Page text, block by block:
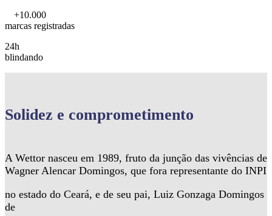
+10.000
marcas registradas
24h
blindando
Solidez e comprometimento
A Wettor nasceu em 1989, fruto da junção das vivências de
Wagner Alencar Domingos, que fora representante do INPI
no estado do Ceará, e de seu pai, Luiz Gonzaga Domingos
de